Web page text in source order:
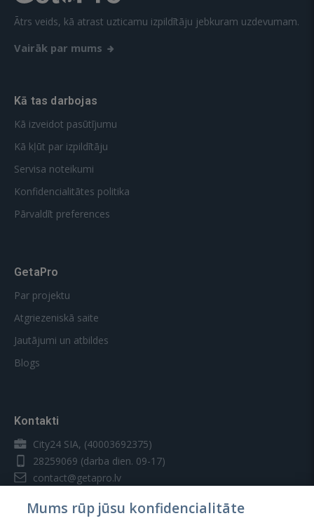
Ātrs veids, kā atrast uzticamu izpildītāju jebkuram uzdevumam.
Vairāk par mums
Kā tas darbojas
Kā izveidot pasūtījumu
Kā kļūt par izpildītāju
Servisa noteikumi
Konfidencialitātes politika
Pārvaldīt preferences
GetaPro
Par projektu
Atgriezeniskā saite
Jautājumi un atbildes
Blogs
Kontakti
City24 SIA, (40003692375)
28259069 (darba dien. 09-17)
contact@getapro.lv
Mums rūp jūsu konfidencialitāte